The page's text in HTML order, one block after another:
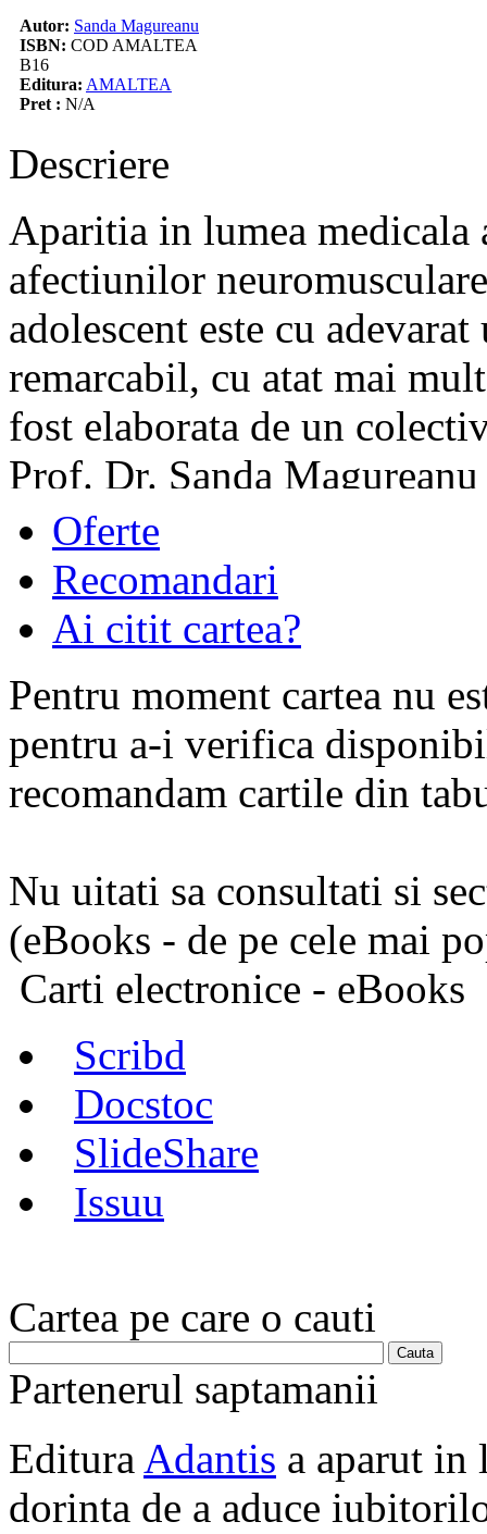
Autor: Sanda Magureanu
ISBN: COD AMALTEA
B16
Editura: AMALTEA
Pret : N/A
Descriere
Aparitia in lumea
afectiunilor
adolescent este cu
remarcabil, cu atat mai
fost elaborata de un
Prof. Dr. Sanda
prestigiu in neurologia
Aceasta carte pune la
stiintifice actuale cele mai
putea sa realizeze practic
terapeutica adecvata,
clara, organizata dupa
Oferte
Recomandari
Ai citit cartea?
Pentru moment cartea nu
pentru a-i verifica
recomandam cartile din
Nu uitati sa consultati si
(eBooks - de pe cele mai
Carti electronice - eBooks
Scribd
Docstoc
SlideShare
Issuu
Cartea pe care o cauti
Partenerul saptamanii
Editura Adantis a aparut in
dorinta de a aduce